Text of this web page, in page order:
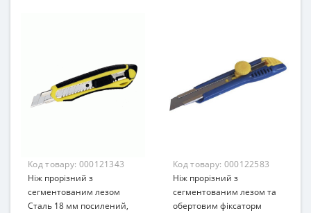
Код товару: 000121343
Ніж прорізний з
сегментованим лезом
Сталь 18 мм посилений,
Код товару: 000122583
Ніж прорізний з
сегментованим лезом та
обертовим фіксаторм